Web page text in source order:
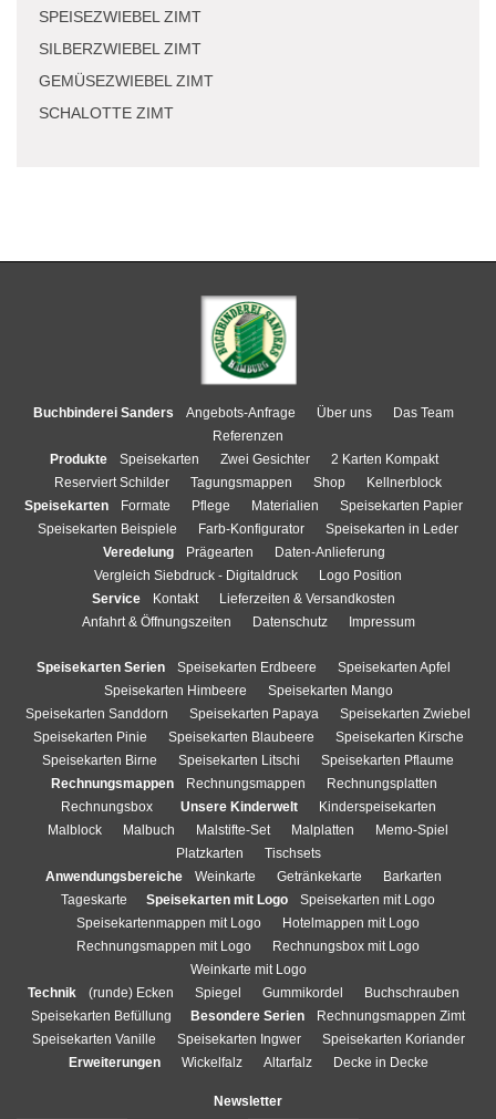
SPEISEZWIEBEL ZIMT
SILBERZWIEBEL ZIMT
GEMÜSEZWIEBEL ZIMT
SCHALOTTE ZIMT
Buchbinderei Sanders Angebots-Anfrage Über uns
Das Team
Referenzen
Produkte
Speisekarten Zwei Gesichter
2 Karten Kompakt
Reserviert Schilder
Tagungsmappen Shop
Kellnerblock
Speisekarten
Formate Pflege Materialien
Speisekarten Papier
Speisekarten Beispiele
Farb-Konfigurator
Speisekarten in Leder
Veredelung
Prägearten
Daten-Anlieferung
Vergleich Siebdruck - Digitaldruck
Logo Position
Service
Kontakt
Lieferzeiten & Versandkosten
Anfahrt & Öffnungszeiten
Datenschutz Impressum
Speisekarten Serien Speisekarten Erdbeere
Speisekarten Apfel
Speisekarten Himbeere
Speisekarten Mango
Speisekarten Sanddorn
Speisekarten Papaya
Speisekarten Zwiebel
Speisekarten Pinie
Speisekarten Blaubeere
Speisekarten Kirsche
Speisekarten Birne
Speisekarten Litschi
Speisekarten Pflaume
Rechnungsmappen
Rechnungsmappen
Rechnungsplatten
Rechnungsbox
Unsere Kinderwelt
Kinderspeisekarten
Malblock
Malbuch Malstifte-Set Malplatten
Memo-Spiel
Platzkarten
Tischsets
Anwendungsbereiche
Weinkarte Getränkekarte
Barkarten
Tageskarte
Speisekarten mit Logo
Speisekarten mit Logo
Speisekartenmappen mit Logo
Hotelmappen mit Logo
Rechnungsmappen mit Logo
Rechnungsbox mit Logo
Weinkarte mit Logo
Technik
(runde) Ecken Spiegel Gummikordel
Buchschrauben
Speisekarten Befüllung
Besondere Serien
Rechnungsmappen Zimt
Speisekarten Vanille
Speisekarten Ingwer
Speisekarten Koriander
Erweiterungen
Wickelfalz Altarfalz Decke in Decke
Newsletter